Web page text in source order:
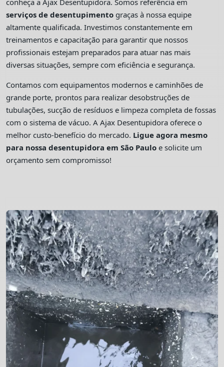
conheça a Ajax Desentupidora. Somos referência em
serviços de desentupimento graças à nossa equipe
altamente qualificada. Investimos constantemente em
treinamentos e capacitação para garantir que nossos
profissionais estejam preparados para atuar nas mais
diversas situações, sempre com eficiência e segurança.
Contamos com equipamentos modernos e caminhões de
grande porte, prontos para realizar desobstruções de
tubulações, sucção de resíduos e limpeza completa de fossas
com o sistema de vácuo. A Ajax Desentupidora oferece o
melhor custo-benefício do mercado. Ligue agora mesmo
para nossa desentupidora em São Paulo e solicite um
orçamento sem compromisso!